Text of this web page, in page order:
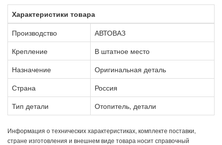
Характеристики товара
Производство
АВТОВАЗ
Крепление
В штатное место
Назначение
Оригинальная деталь
Страна
Россия
Тип детали
Отопитель, детали
Информация о технических характеристиках, комплекте поставки,
стране изготовления и внешнем виде товара носит справочный